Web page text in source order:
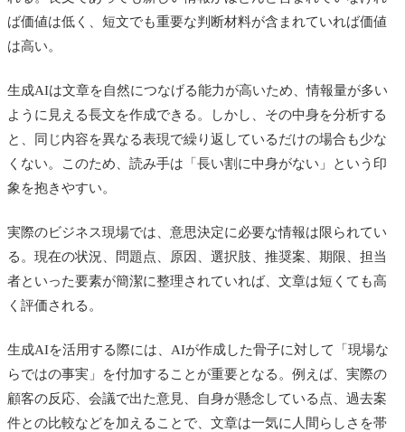
ば価値は低く、短文でも重要な判断材料が含まれていれば価値
は高い。
生成AIは文章を自然につなげる能力が高いため、情報量が多い
ように見える長文を作成できる。しかし、その中身を分析する
と、同じ内容を異なる表現で繰り返しているだけの場合も少な
くない。このため、読み手は「長い割に中身がない」という印
象を抱きやすい。
実際のビジネス現場では、意思決定に必要な情報は限られてい
る。現在の状況、問題点、原因、選択肢、推奨案、期限、担当
者といった要素が簡潔に整理されていれば、文章は短くても高
く評価される。
生成AIを活用する際には、AIが作成した骨子に対して「現場な
らではの事実」を付加することが重要となる。例えば、実際の
顧客の反応、会議で出た意見、自身が懸念している点、過去案
件との比較などを加えることで、文章は一気に人間らしさを帯